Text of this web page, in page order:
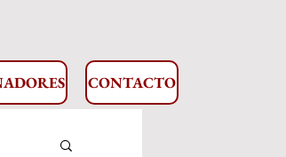
CONTACTO